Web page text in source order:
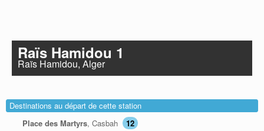
Raïs Hamidou 1
Raïs Hamidou, Alger
Destinations au départ de cette station
Place des Martyrs, Casbah
12